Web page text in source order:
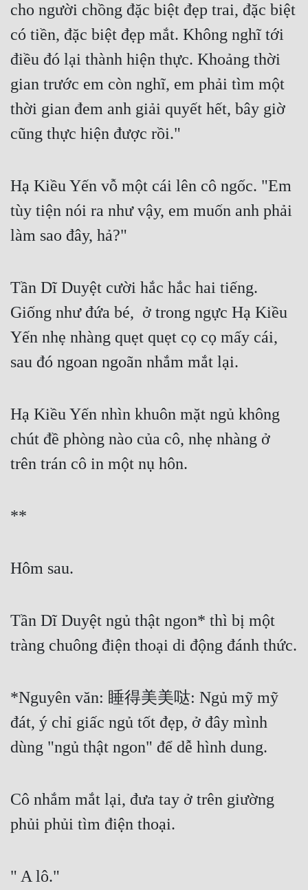
Sảng Văn
Sắc
Thanh Xuân
Trinh Thám
Triều Đấu
Trùng Sinh
Tu Chân
Tu Tiên
Tội Phạm
Xuyên Sách
Điền Văn
Đông Phương
Đông Phương Huyền Huyễn
Cẩu Đạo Trường Sinh
Ngự Thú
Truyện Nữ
Vô Địch Lưu
cho người chồng đặc biệt đẹp trai, đặc biệt
có tiền, đặc biệt đẹp mắt. Không nghĩ tới
điều đó lại thành hiện thực. Khoảng thời
gian trước em còn nghĩ, em phải tìm một
thời gian đem anh giải quyết hết, bây giờ
cũng thực hiện được rồi."
Hạ Kiều Yến vỗ một cái lên cô ngốc. "Em
tùy tiện nói ra như vậy, em muốn anh phải
làm sao đây, hả?"
Tần Dĩ Duyệt cười hắc hắc hai tiếng.
Giống như đứa bé,  ở trong ngực Hạ Kiều
Yến nhẹ nhàng quẹt quẹt cọ cọ mấy cái,
sau đó ngoan ngoãn nhắm mắt lại.
Hạ Kiều Yến nhìn khuôn mặt ngủ không
chút đề phòng nào của cô, nhẹ nhàng ở
trên trán cô in một nụ hôn.
**
Hôm sau.
Tần Dĩ Duyệt ngủ thật ngon* thì bị một
tràng chuông điện thoại di động đánh thức.
*Nguyên văn: 睡得美美哒: Ngủ mỹ mỹ
đát, ý chỉ giấc ngủ tốt đẹp, ở đây mình
dùng "ngủ thật ngon" để dễ hình dung.
Cô nhắm mắt lại, đưa tay ở trên giường
phủi phủi tìm điện thoại.
" A lô."